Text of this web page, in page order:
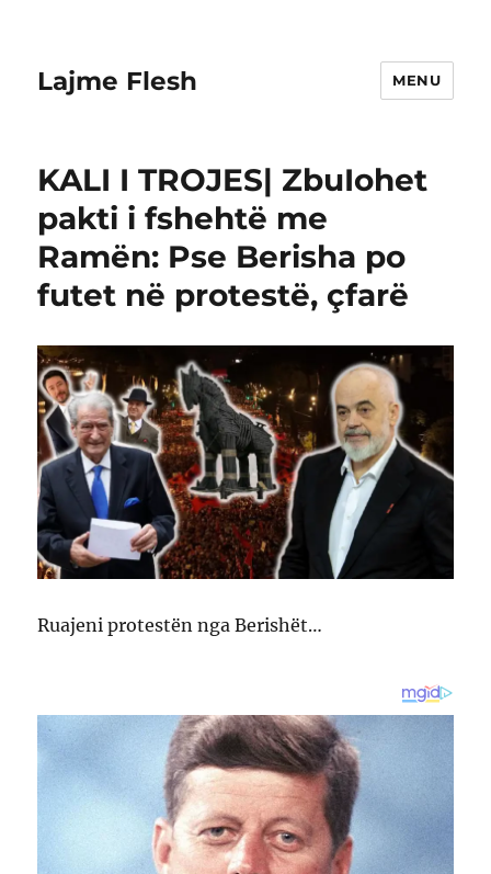
Lajme Flesh MENU
KALI I TROJES| ZbuIohet
pakti i fshehtë me
Ramën: Pse Berisha po
futet në protestë, çfarë
Ruajeni protestën nga Berishët…